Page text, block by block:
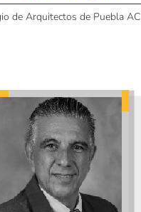
de Arquitectos de Puebla AC